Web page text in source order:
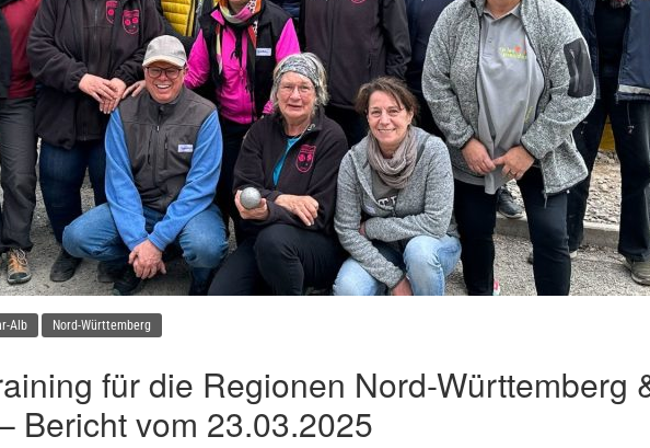
Alb Nord-Württemberg
für die Regionen Nord-Württemberg
Bericht vom 23.03.2025